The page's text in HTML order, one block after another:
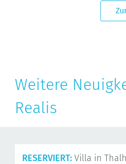
Weitere
Realis
RESERVIERT: Villa in